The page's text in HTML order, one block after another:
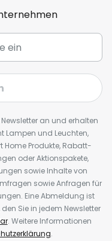
an und erhalten
Lampen und Leuchten,
Produkte, Rabatt-
oder Aktionspakete,
sowie Inhalte von
sowie Anfragen für
Eine Abmeldung ist
Sie in jedem Newsletter
. Weitere Informationen
.